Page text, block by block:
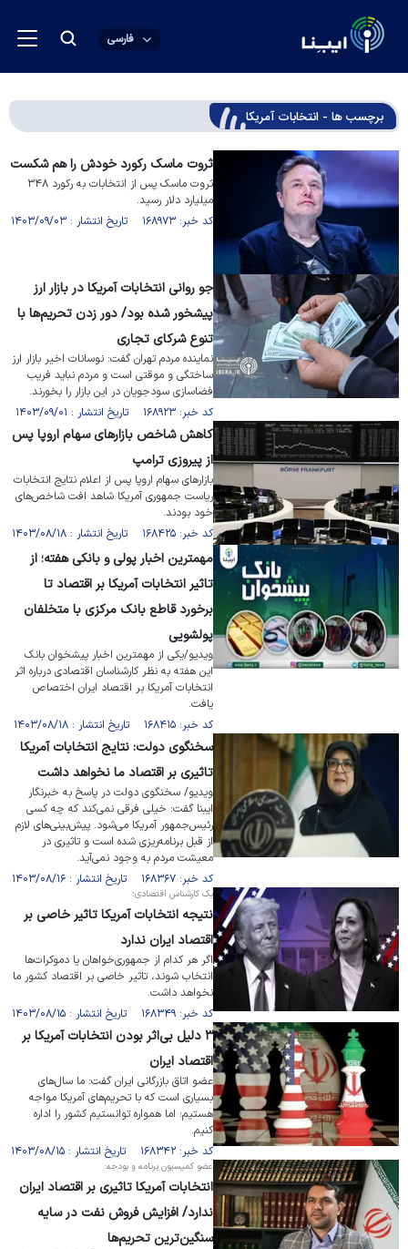
فارسی
برچسب ها - انتخابات آمریکا
ثروت ماسک رکورد خودش را هم شکست
ثروت ماسک پس از انتخابات به رکورد ۳۴۸
میلیارد دلار رسید.
کد خبر: ۱۶۸۹۷۳ تاریخ انتشار : ۱۴۰۳/۰۹/۰۳
جو روانی انتخابات آمریکا در بازار ارز
پیشخور شده بود/ دور زدن تحریم‌ها با
تنوع شرکای تجاری
نماینده مردم تهران گفت: نوسانات اخیر بازار ارز
ساختگی و موقتی است و مردم نباید فریب
فضاسازی سودجویان در این بازار را بخورند.
کد خبر: ۱۶۸۹۲۳ تاریخ انتشار : ۱۴۰۳/۰۹/۰۱
کاهش شاخص بازارهای سهام اروپا پس
از پیروزی ترامپ
بازارهای سهام اروپا پس از اعلام نتایج انتخابات
ریاست جمهوری آمریکا شاهد افت شاخص‌های
خود بودند.
کد خبر: ۱۶۸۴۲۵ تاریخ انتشار : ۱۴۰۳/۰۸/۱۸
مهمترین اخبار پولی و بانکی هفته؛ از
تاثیر انتخابات آمریکا بر اقتصاد تا
برخورد قاطع بانک مرکزی با متخلفان
پولشویی
ویدیو/یکی از مهمترین اخبار پیشخوان بانک
این هفته به نظر کارشناسان اقتصادی درباره اثر
انتخابات آمریکا بر اقتصاد ایران اختصاص
یافت.
کد خبر: ۱۶۸۴۱۵ تاریخ انتشار : ۱۴۰۳/۰۸/۱۸
سخنگوی دولت: نتایج انتخابات آمریکا
تاثیری بر اقتصاد ما نخواهد داشت
ویدیو/ سخنگوی دولت در پاسخ به خبرنگار
ایبنا گفت: خیلی فرقی نمی‌کند که چه کسی
رئیس‌جمهور آمریکا می‌شود. پیش‌بینی‌های لازم
از قبل برنامه‌ریزی شده است و تاثیری در
معیشت مردم به وجود نمی‌آید.
کد خبر: ۱۶۸۳۶۷ تاریخ انتشار : ۱۴۰۳/۰۸/۱۶
یک کارشناس اقتصادی؛
نتیجه انتخابات آمریکا تاثیر خاصی بر
اقتصاد ایران ندارد
اگر هر کدام از جمهوری‌خواهان یا دموکرات‌ها
انتخاب شوند، تاثیر خاصی بر اقتصاد کشور ما
نخواهد داشت.
کد خبر: ۱۶۸۳۴۹ تاریخ انتشار : ۱۴۰۳/۰۸/۱۵
۳ دلیل بی‌اثر بودن انتخابات آمریکا بر
اقتصاد ایران
عضو اتاق بازرگانی ایران گفت: ما سال‌های
بسیاری است که با تحریم‌های آمریکا مواجه
هستیم؛ اما همواره توانستیم کشور را اداره
کنیم.
کد خبر: ۱۶۸۳۴۲ تاریخ انتشار : ۱۴۰۳/۰۸/۱۵
عضو کمیسیون برنامه و بودجه:
انتخابات آمریکا تاثیری بر اقتصاد ایران
ندارد/ افزایش فروش نفت در سایه
سنگین‌ترین تحریم‌ها